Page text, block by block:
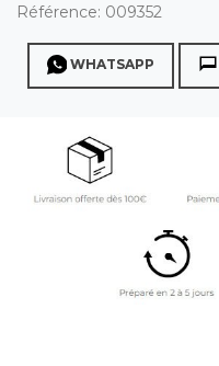
Référence: 009352
WHATSAPP